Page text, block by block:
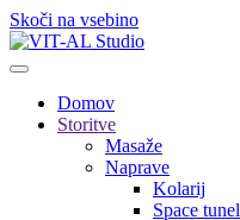
Skoči na vsebino
Domov
Storitve
Masaže
Naprave
Kolarij
Space tunel